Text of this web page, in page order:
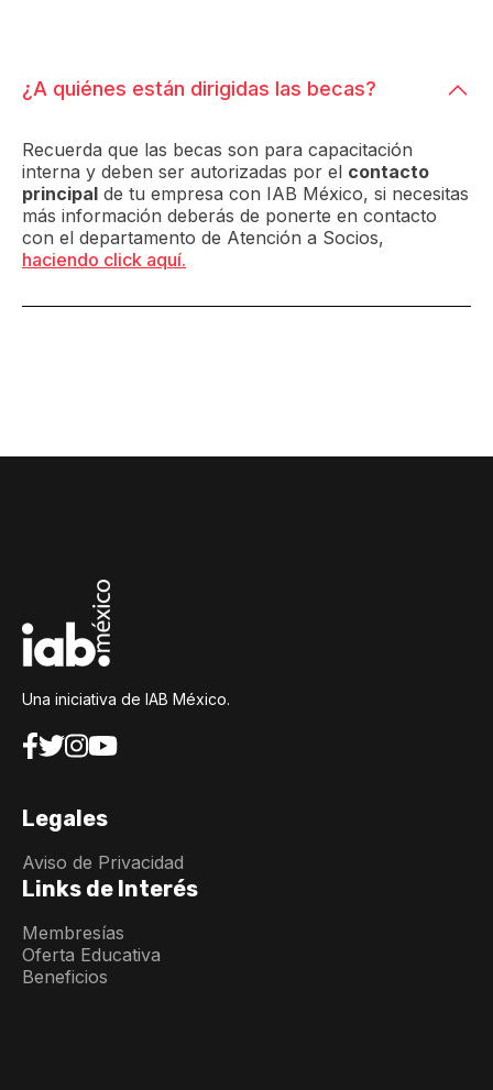
¿A quiénes están dirigidas las becas?
Recuerda que las becas son para capacitación
interna y deben ser autorizadas por el contacto
principal de tu empresa con IAB México, si necesitas
más información deberás de ponerte en contacto
con el departamento de Atención a Socios,
haciendo click aquí.
Una iniciativa de IAB México.
Legales
Aviso de Privacidad
Links de Interés
Membresías
Oferta Educativa
Beneficios